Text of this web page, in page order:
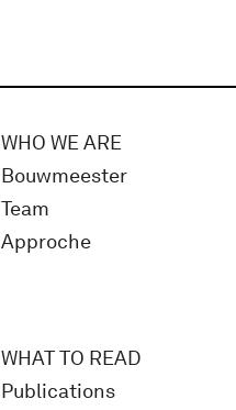
WHO WE ARE
Bouwmeester
Team
Approche
WHAT TO READ
Publications